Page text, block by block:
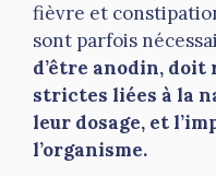
fièvre et
sont parfois
d’être anodin, doit
strictes liées à la
leur dosage, et
l’organisme.